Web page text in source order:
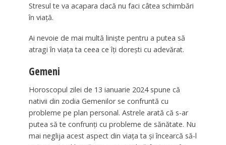
Stresul te va acapara dacă nu faci câtea schimbări
în viață.
Ai nevoie de mai multă liniște pentru a putea să
atragi în viața ta ceea ce îți dorești cu adevărat.
Gemeni
Horoscopul zilei de 13 ianuarie 2024 spune că
nativii din zodia Gemenilor se confruntă cu
probleme pe plan personal. Astrele arată că s-ar
putea să te confrunți cu probleme de sănătate. Nu
mai neglija acest aspect din viața ta și încearcă să-l